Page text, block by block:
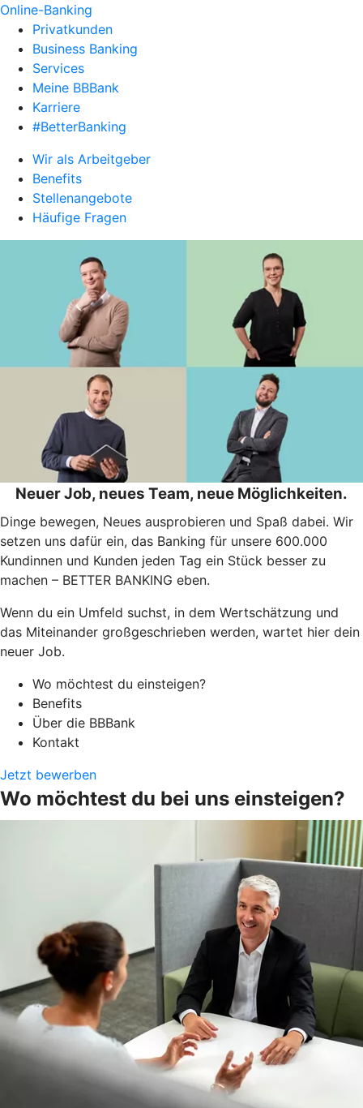
Online-Banking
Privatkunden
Business Banking
Services
Meine BBBank
Karriere
#BetterBanking
Wir als Arbeitgeber
Benefits
Stellenangebote
Häufige Fragen
Neuer Job, neues Team, neue Möglichkeiten.
Dinge bewegen, Neues ausprobieren und Spaß dabei. Wir
setzen uns dafür ein, das Banking für unsere 600.000
Kundinnen und Kunden jeden Tag ein Stück besser zu
machen – BETTER BANKING eben.
Wenn du ein Umfeld suchst, in dem Wertschätzung und
das Miteinander großgeschrieben werden, wartet hier dein
neuer Job.
Wo möchtest du einsteigen?
Benefits
Über die BBBank
Kontakt
Jetzt bewerben
Wo möchtest du bei uns einsteigen?